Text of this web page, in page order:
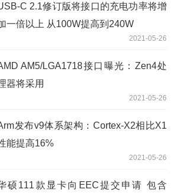
C 2.1修订版将接口的充电功率将增
一倍以上 从100W提高到240W
2021-05-26
AM5/LGA1718接口曝光：Zen4处
器将采用
2021-05-26
发布v9体系架构：Cortex-X2相比X1
能提高16%
2021-05-26
硕111款显卡向EEC提交申请 包含